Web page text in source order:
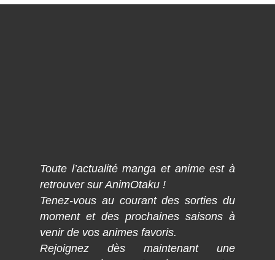
Toute l’actualité manga et anime est à
retrouver sur AnimOtaku !
Tenez-vous au courant des sorties du
moment et des prochaines saisons à
venir de vos animes favoris.
Rejoignez dès maintenant une